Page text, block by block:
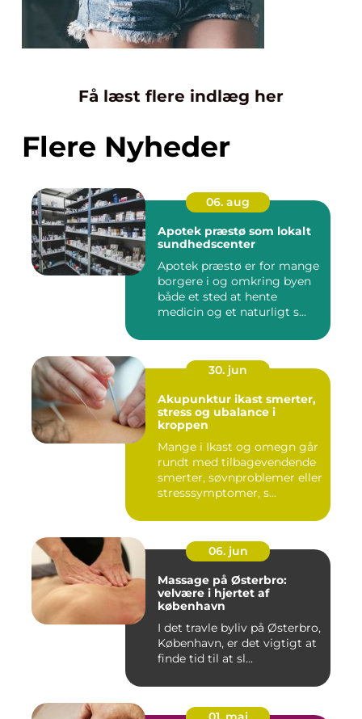
Få læst flere indlæg her
Flere Nyheder
06. aug
Apotek præstø som lokalt
sundhedscenter
Apotek præstø er for mange
borgere i og omkring byen
både et sted at hente
medicin og et naturligt s...
30. jun
Akupunktur ikast smerter,
stress og ubalance i
kroppen
Mange i Ikast og omegn går
rundt med tilbagevendende
smerter, søvnproblemer eller
stresssymptomer, s...
06. jun
Massage på Østerbro:
velvære i hjertet af
københavn
I det travle byliv på Østerbro,
København, er det vigtigt at
finde tid til at sl...